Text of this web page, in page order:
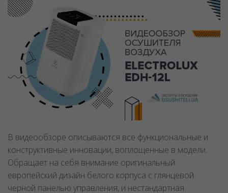
В видеообзоре описываются все функциональные и
конструктивные инновации, воплощенные в модели.
Обращает на себя внимание оригинальный
европейский дизайн белого корпуса с глянцевой
черной панелью управления, и нестандартная